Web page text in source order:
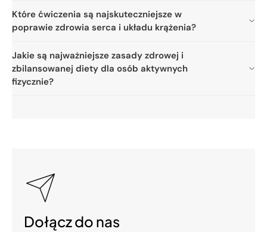
Które ćwiczenia są najskuteczniejsze w
poprawie zdrowia serca i układu krążenia?
Jakie są najważniejsze zasady zdrowej i
zbilansowanej diety dla osób aktywnych
fizycznie?
Dołącz do nas